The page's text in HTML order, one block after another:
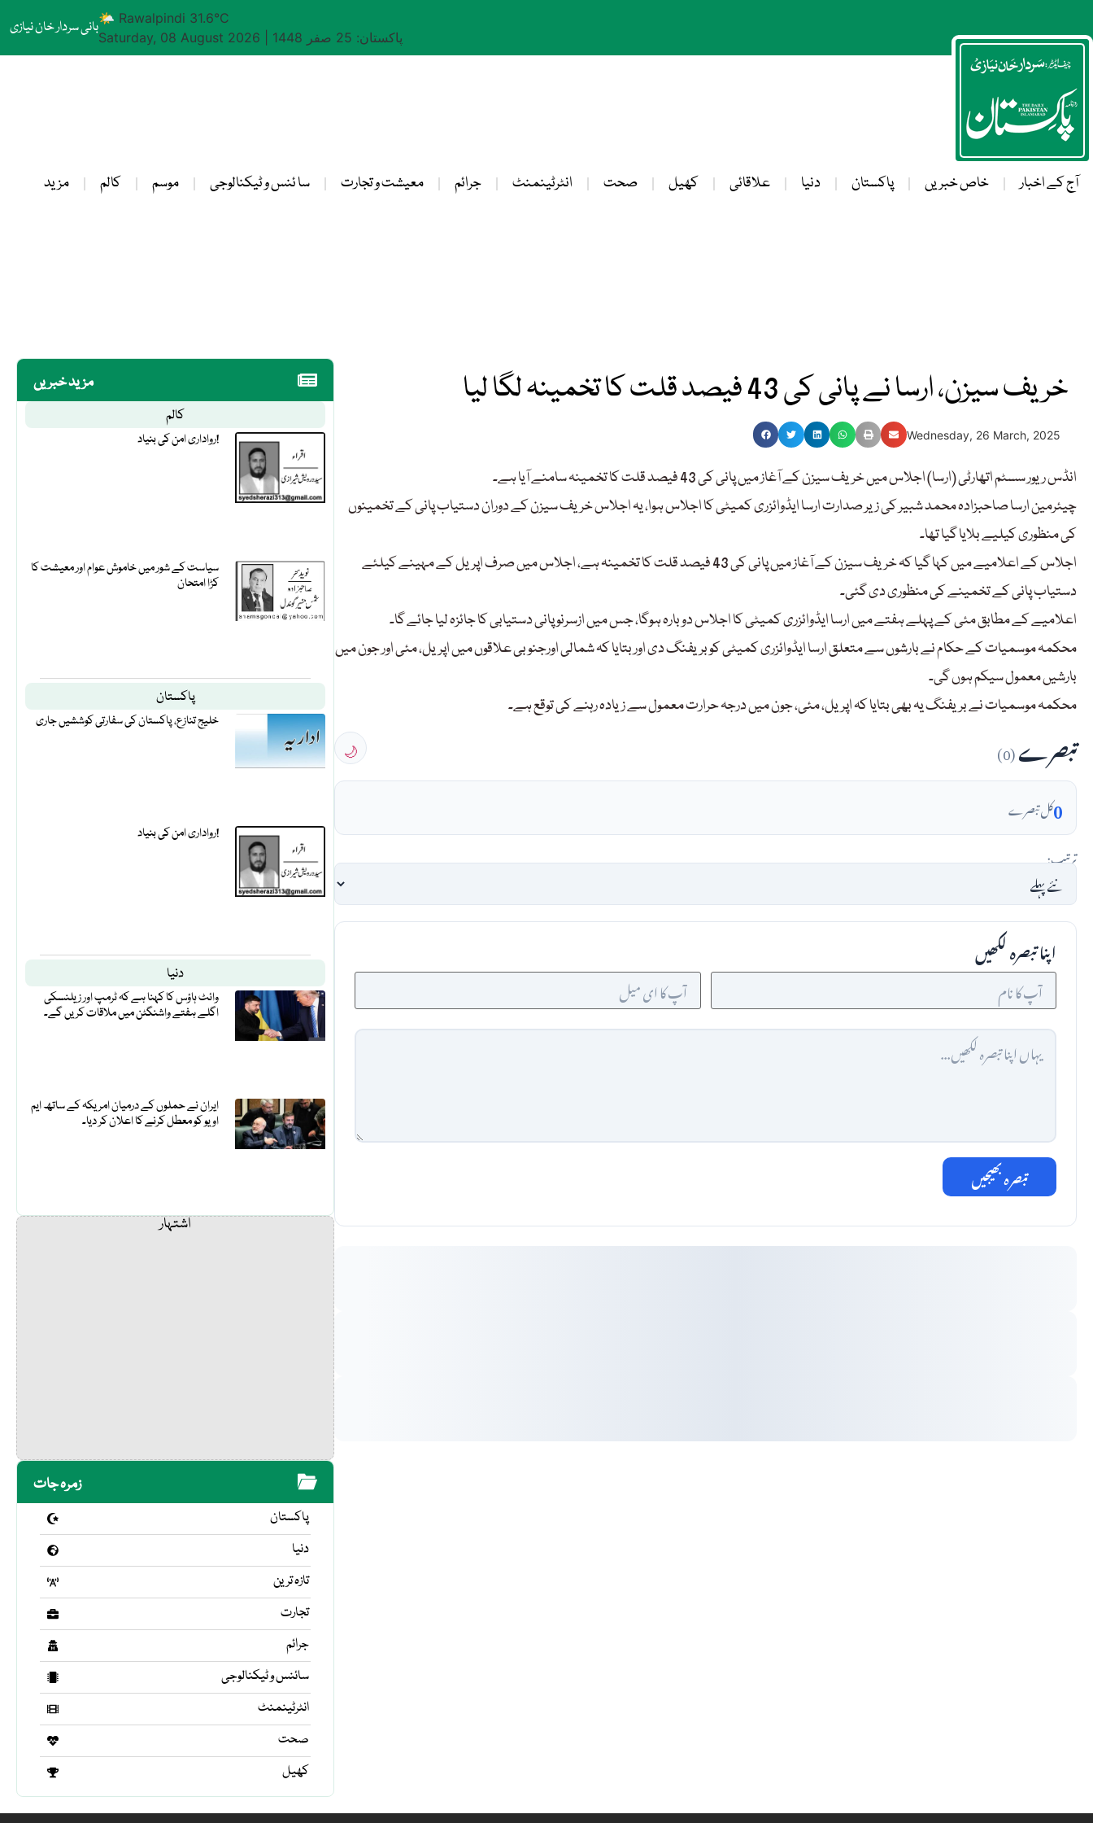
بانی سردار خان نیازی🌤 Rawalpindi 31.6°C
Saturday, 08 August 2026
پاکستان: 25 صفر 1448
آج کے اخبار خاص خبریں پاکستان دنیا علاقائی کھیل صحت انٹرٹینمنٹ جرائم معیشت و تجارت سا ئنس و ٹیکنالوجی موسم کالم مزید
مزید خبریں
کالم
رواداری امن کی بنیاد!
سیاست کے شور میں خاموش عوام اور معیشت کا
کڑا امتحان
پاکستان
خلیج تنازع، پاکستان کی سفارتی کوششیں جاری
رواداری امن کی بنیاد!
دنیا
وائٹ ہاؤس کا کہنا ہے کہ ٹرمپ اور زیلنسکی
اگلے ہفتے واشنگٹن میں ملاقات کریں گے۔
ایران نے حملوں کے درمیان امریکہ کے ساتھ ایم
او یو کو معطل کرنے کا اعلان کر دیا۔
اشتہار
زمرہ جات
پاکستان
دنیا
تازہ ترین
تجارت
جرائم
سائنس و ٹیکنالوجی
انٹرٹینمنٹ
صحت
کھیل
خریف سیزن، ارسا نے پانی کی 43 فیصد قلت کا تخمینہ لگا لیا
Wednesday, 26 March, 2025
انڈس ریور سسٹم اتھارٹی (ارسا) اجلاس میں خریف سیزن کے آغاز میں پانی کی 43 فیصد قلت کا تخمینہ سامنے آیا ہے۔
چیئرمین ارسا صاحبزادہ محمد شبیر کی زیر صدارت ارسا ایڈوائزری کمیٹی کا اجلاس ہوا، یہ اجلاس خریف سیزن کے دوران دستیاب پانی کے تخمینوں
کی منظوری کیلیے بلایا گیا تھا۔
اجلاس کے اعلامیے میں کہا گیا کہ خریف سیزن کے آغاز میں پانی کی 43 فیصد قلت کا تخمینہ ہے، اجلاس میں صرف اپریل کے مہینے کیلئے
دستیاب پانی کے تخمینے کی منظوری دی گئی۔
اعلامیے کے مطابق مئی کے پہلے ہفتے میں ارسا ایڈوائزری کمیٹی کا اجلاس دوبارہ ہوگا، جس میں ازسرنو پانی دستیابی کا جائزہ لیا جائے گا۔
محکمہ موسمیات کے حکام نے بارشوں سے متعلق ارسا ایڈوائزری کمیٹی کو بریفنگ دی اور بتایا کہ شمالی اورجنوبی علاقوں میں اپریل، مئی اور جون میں
بارشیں معمول سیکم ہوں گی۔
محکمہ موسمیات نے بریفنگ یہ بھی بتایا کہ اپریل، مئی، جون میں درجہ حرارت معمول سے زیادہ رہنے کی توقع ہے۔
تبصرے(0)
🌙
0کل تبصرے
ترتیب:
اپنا تبصرہ لکھیں
تبصرہ بھیجیں